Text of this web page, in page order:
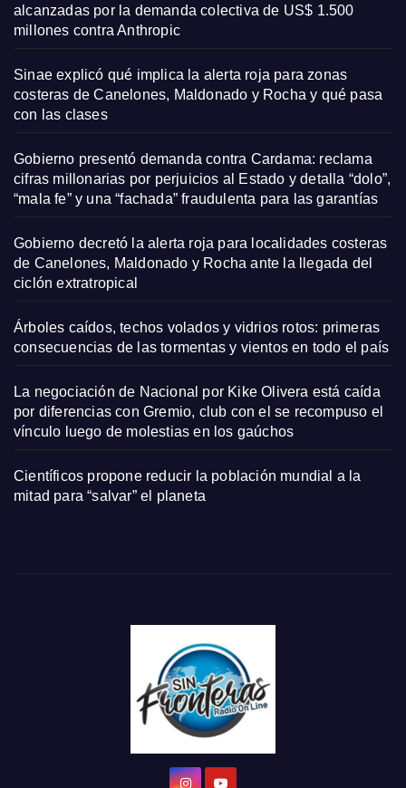
alcanzadas por la demanda colectiva de US$ 1.500
millones contra Anthropic
Sinae explicó qué implica la alerta roja para zonas
costeras de Canelones, Maldonado y Rocha y qué pasa
con las clases
Gobierno presentó demanda contra Cardama: reclama
cifras millonarias por perjuicios al Estado y detalla “dolo”,
“mala fe” y una “fachada” fraudulenta para las garantías
Gobierno decretó la alerta roja para localidades costeras
de Canelones, Maldonado y Rocha ante la llegada del
ciclón extratropical
Árboles caídos, techos volados y vidrios rotos: primeras
consecuencias de las tormentas y vientos en todo el país
La negociación de Nacional por Kike Olivera está caída
por diferencias con Gremio, club con el se recompuso el
vínculo luego de molestias en los gaúchos
Científicos propone reducir la población mundial a la
mitad para “salvar” el planeta